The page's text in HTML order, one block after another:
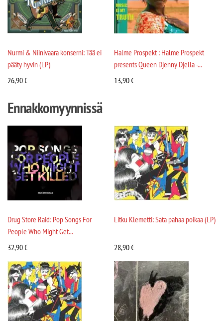
Nurmi & Niinivaara konserni: Tää ei
pääty hyvin (LP)
26,90€
Halme Prospekt : Halme Prospekt
presents Queen Djenny Djella -...
13,90€
Ennakkomyynnissä
Drug Store Raid: Pop Songs For
People Who Might Get...
32,90€
Litku Klemetti: Sata pahaa poikaa (LP)
28,90€